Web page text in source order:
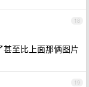
18
至比上面那俩图片
19